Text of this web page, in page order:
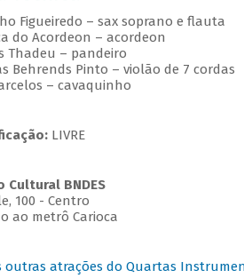
Figueiredo – sax soprano e flauta
do Acordeon – acordeon
Thadeu – pandeiro
Behrends Pinto – violão de 7 cordas
– cavaquinho
LIVRE
Cultural BNDES
100 - Centro
ao metrô Carioca
outras atrações do Quartas